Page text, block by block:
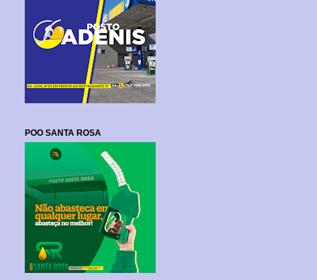
POO SANTA ROSA